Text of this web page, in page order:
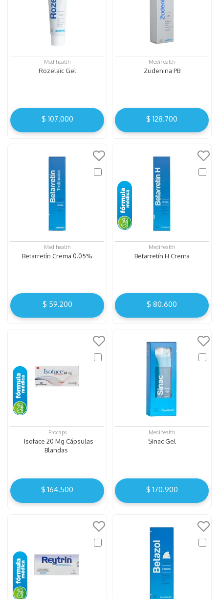
Medihealth
Rozelaic Gel
$ 107.000
Medihealth
Zudenina PB
$ 128.700
Medihealth
Betarretín Crema 0.05%
$ 59.200
Medihealth
Betarretín H Crema
$ 80.600
Procaps
Isoface 20 Mg Cápsulas
Blandas
$ 164.500
Medihealth
Sinac Gel
$ 170.900